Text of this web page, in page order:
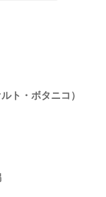
ト・ボタニコ）